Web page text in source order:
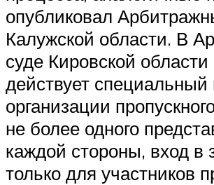
опубликовал
Калужской области. В
суде Кировской
действует специальный
организации
не более одного
каждой стороны, вход в
только для участников